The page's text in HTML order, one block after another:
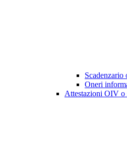
Oneri
Attestazioni OIV o